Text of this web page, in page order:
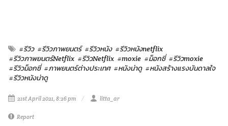
#รีวิว #รีวิวภาพยนตร์ #รีวิวหนัง #รีวิวหนังnetflix
#รีวิวภาพยนตร์Netflix #รีวิวNetflix #moxie #ม็อกซี่ #รีวิวmoxie
#รีวิวม็อกซี่ #ภาพยนตร์ต่างประเทศ #หนังน่าดู #หนังสร้างแรงบันดาลใจ
#รีวิวหนังน่าดู
21st April 2021, 8:26 pm litta_ar
Report